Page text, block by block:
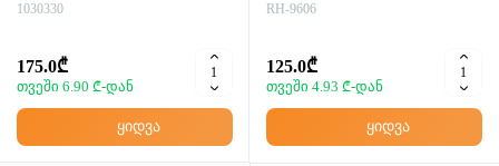
1030330
175.0₾
თვეში 6.90 ₾-დან
ყიდვა
RH-9606
125.0₾
თვეში 4.93 ₾-დან
ყიდვა